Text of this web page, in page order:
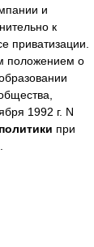
и
к
приватизации.
положением о
1992 г. N
политики при